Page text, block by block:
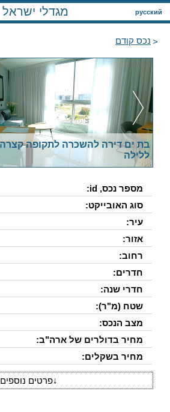
русский מגדלי ישראל
נכס קודם
ללילה
מספר נכס, id:
סוג האובייקט:
עיר:
אזור:
רחוב:
חדרים:
חדרי שנה:
שטח (מ"ר):
מצב הנכס:
מחיר בדולרים של ארה"ב:
מחיר בשקלים:
↓פרטים נוספים